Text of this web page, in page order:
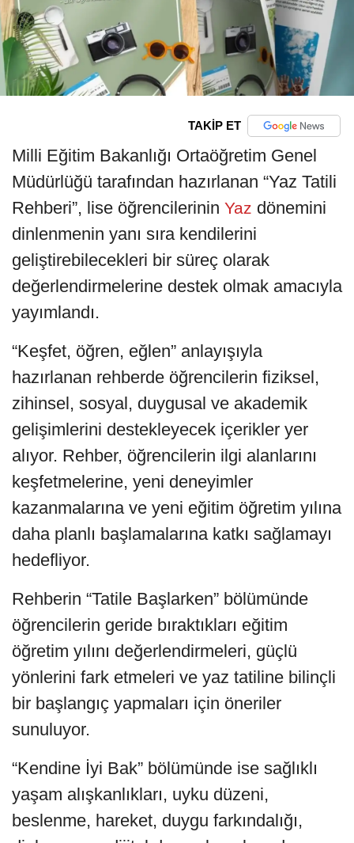
TAKİP ET
Milli Eğitim Bakanlığı Ortaöğretim Genel
Müdürlüğü tarafından hazırlanan “Yaz Tatili
Rehberi”, lise öğrencilerinin Yaz dönemini
dinlenmenin yanı sıra kendilerini
geliştirebilecekleri bir süreç olarak
değerlendirmelerine destek olmak amacıyla
yayımlandı.
“Keşfet, öğren, eğlen” anlayışıyla
hazırlanan rehberde öğrencilerin fiziksel,
zihinsel, sosyal, duygusal ve akademik
gelişimlerini destekleyecek içerikler yer
alıyor. Rehber, öğrencilerin ilgi alanlarını
keşfetmelerine, yeni deneyimler
kazanmalarına ve yeni eğitim öğretim yılına
daha planlı başlamalarına katkı sağlamayı
hedefliyor.
Rehberin “Tatile Başlarken” bölümünde
öğrencilerin geride bıraktıkları eğitim
öğretim yılını değerlendirmeleri, güçlü
yönlerini fark etmeleri ve yaz tatiline bilinçli
bir başlangıç yapmaları için öneriler
sunuluyor.
“Kendine İyi Bak” bölümünde ise sağlıklı
yaşam alışkanlıkları, uyku düzeni,
beslenme, hareket, duygu farkındalığı,